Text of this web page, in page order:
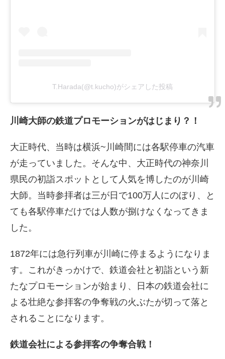
T.Harada(@t.kucho)がシェアした投稿
川崎大師の鉄道プロモーションがはじまり？！
大正時代、当時は横浜~川崎間には各駅停車の汽車
が走っていました。そんな中、大正時代の神奈川
県民の初詣スポットとして人気を博したのが川崎
大師。当時参拝者は三が日で100万人にのぼり、と
ても各駅停車だけでは人数が捌けなくなってきま
した。
1872年には急行列車が川崎に停まるようになりま
す。これがきっかけで、鉄道会社と初詣という新
たなプロモーションが始まり、日本の鉄道会社に
よる壮絶な参拝客の争奪戦の火ぶたが切って落と
されることになります。
鉄道会社による参拝客の争奪合戦！